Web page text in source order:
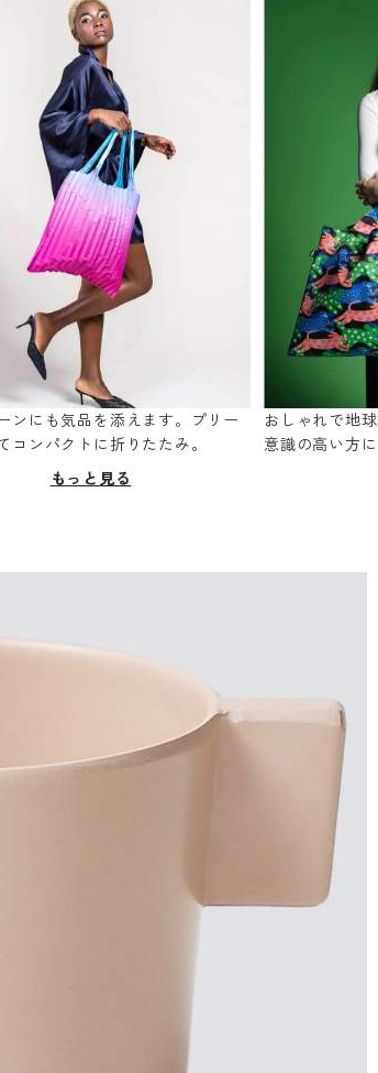
ンにも気品を添えます。プリー
コンパクトに折りたたみ。
もっと見る
おしゃれで地
意識の高い方